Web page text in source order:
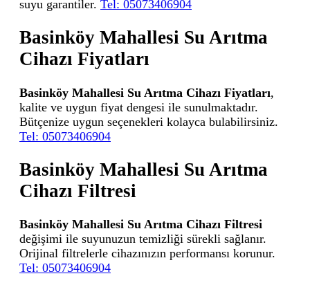
suyu garantiler. Tel: 05073406904
Basinköy Mahallesi Su Arıtma
Cihazı Fiyatları
Basinköy Mahallesi Su Arıtma Cihazı Fiyatları,
kalite ve uygun fiyat dengesi ile sunulmaktadır.
Bütçenize uygun seçenekleri kolayca bulabilirsiniz.
Tel: 05073406904
Basinköy Mahallesi Su Arıtma
Cihazı Filtresi
Basinköy Mahallesi Su Arıtma Cihazı Filtresi
değişimi ile suyunuzun temizliği sürekli sağlanır.
Orijinal filtrelerle cihazınızın performansı korunur.
Tel: 05073406904